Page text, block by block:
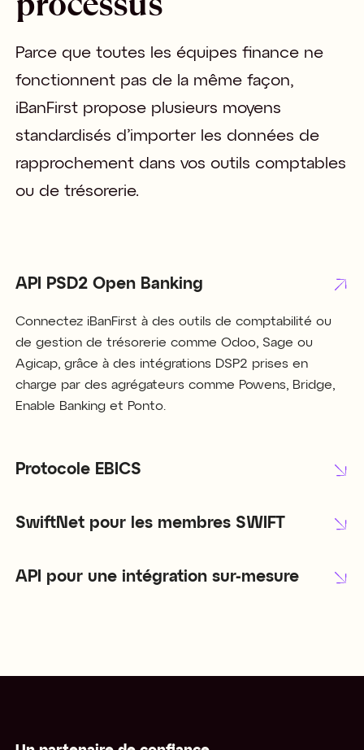
Parce que toutes les équipes finance ne
fonctionnent pas de la même façon,
iBanFirst propose plusieurs moyens
standardisés d’importer les données de
rapprochement dans vos outils comptables
ou de trésorerie.
API PSD2 Open Banking
Connectez iBanFirst à des outils de comptabilité ou
de gestion de trésorerie comme Odoo, Sage ou
Agicap, grâce à des intégrations DSP2 prises en
charge par des agrégateurs comme Powens, Bridge,
Enable Banking et Ponto.
Protocole EBICS
SwiftNet pour les membres SWIFT
API pour une intégration sur-mesure